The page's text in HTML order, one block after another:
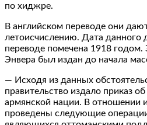
по хиджре.
В английском переводе они
летоисчислению. Дата данного
переводе помечена 1918
Энвера был издан до начала
— Исходя из данных
правительство издало приказ
армянской нации. В отношении
проведены следующие